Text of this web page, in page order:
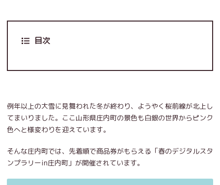
目次
例年以上の大雪に見舞われた冬が終わり、ようやく桜前線が北上し
てまいりました。ここ山形県庄内町の景色も白銀の世界からピンク
色へと様変わりを迎えています。
そんな庄内町では、先着順で商品券がもらえる「春のデジタルスタ
ンプラリーin庄内町」が開催されています。